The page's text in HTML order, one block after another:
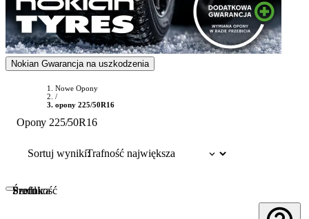
Nokian Gwarancja na uszkodzenia
Nowe Opony
/
opony 225/50R16
Opony 225/50R16
Sortuj wyniki:
Szerokość
Profil
Średnica